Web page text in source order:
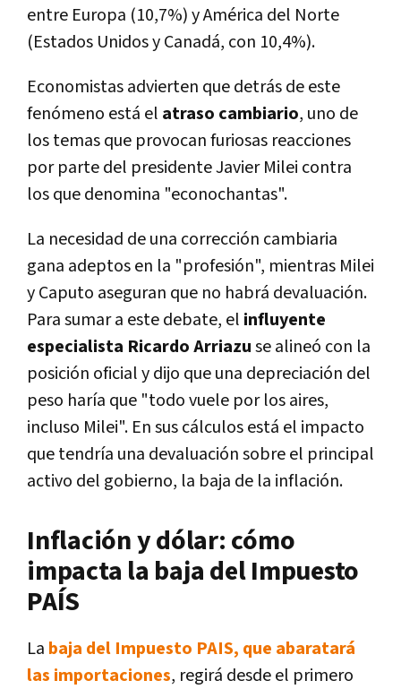
entre Europa (10,7%) y América del Norte
(Estados Unidos y Canadá, con 10,4%).
Economistas advierten que detrás de este
fenómeno está el atraso cambiario, uno de
los temas que provocan furiosas reacciones
por parte del presidente Javier Milei contra
los que denomina "econochantas".
La necesidad de una corrección cambiaria
gana adeptos en la "profesión", mientras Milei
y Caputo aseguran que no habrá devaluación.
Para sumar a este debate, el influyente
especialista Ricardo Arriazuse alineó con la
posición oficial y dijo que una depreciación del
peso haría que "todo vuele por los aires,
incluso Milei". En sus cálculos está el impacto
que tendría una devaluación sobre el principal
activo del gobierno, la baja de la inflación.
Inflación y dólar: cómo
impacta la baja del Impuesto
PAÍS
La baja del Impuesto PAIS, que abaratará
las importaciones, regirá desde el primero